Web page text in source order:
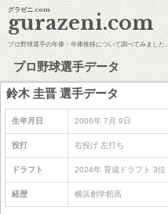
グラゼニ.com
gurazeni.com
プロ野球選手の年俸・年俸推移について調べてみました。
プロ野球選手データ
鈴木 圭晋 選手データ
生年月日 2006年 7月 9日
投打 右投げ 左打ち
ドラフト 2024年 育成ドラフト 3位
経歴 横浜創学館高